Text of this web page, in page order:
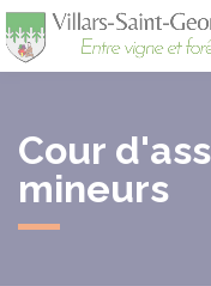
Cour
mineurs